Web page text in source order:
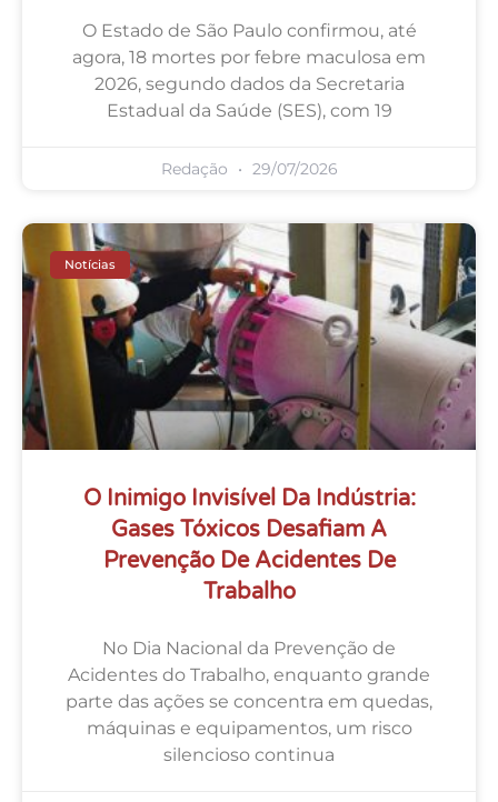
O Estado de São Paulo confirmou, até
agora, 18 mortes por febre maculosa em
2026, segundo dados da Secretaria
Estadual da Saúde (SES), com 19
Redação 29/07/2026
Notícias
O Inimigo Invisível Da Indústria:
Gases Tóxicos Desafiam A
Prevenção De Acidentes De
Trabalho
No Dia Nacional da Prevenção de
Acidentes do Trabalho, enquanto grande
parte das ações se concentra em quedas,
máquinas e equipamentos, um risco
silencioso continua